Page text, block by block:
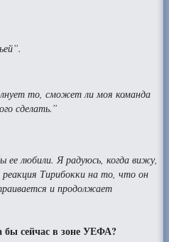
то, сможет ли моя команда
сделать.”
любили. Я радуюсь, когда вижу,
реакция Тирибокки на то, что он
и продолжает
бы сейчас в зоне УЕФА?